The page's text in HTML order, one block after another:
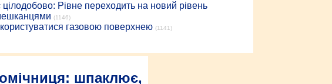
Рівне переходить на новий рівень
(1146)
газовою поверхнею (1141)
шпаклює,